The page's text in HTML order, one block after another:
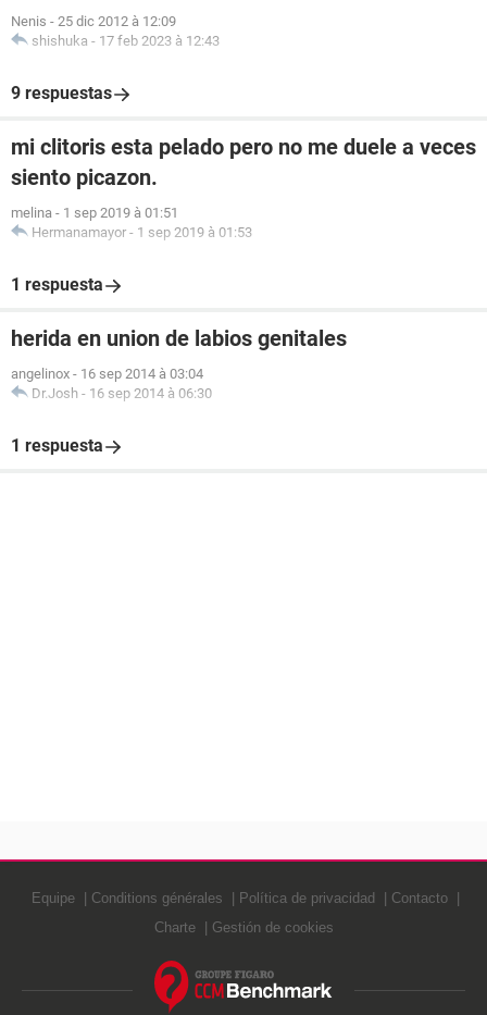
Nenis - 25 dic 2012 à 12:09
shishuka - 17 feb 2023 à 12:43
9 respuestas
mi clitoris esta pelado pero no me duele a veces
siento picazon.
melina - 1 sep 2019 à 01:51
Hermanamayor - 1 sep 2019 à 01:53
1 respuesta
herida en union de labios genitales
angelinox - 16 sep 2014 à 03:04
Dr.Josh - 16 sep 2014 à 06:30
1 respuesta
Equipe Conditions générales Política de privacidad
Contacto
Charte
Gestión de cookies